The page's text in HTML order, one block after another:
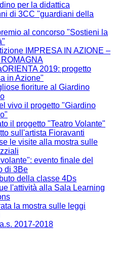
per la didattica
di 3CC "guardiani della
al concorso "Sostieni la
IMPRESA IN AZIONE –
ROMAGNA
2019: progetto
in Azione"
fioriture al Giardino
vivo il progetto "Giardino
il progetto "Teatro Volante"
sull'artista Fioravanti
le visite alla mostra sulle
evento finale del
di 3Be
della classe 4Ds
l'attività alla Sala Learning
la mostra sulle leggi
2017-2018